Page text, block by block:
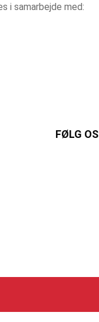
i samarbejde med:
FØLG OS